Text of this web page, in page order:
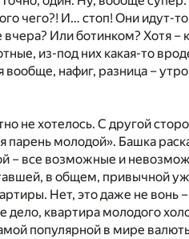
чего?! И… стоп! Они идут-
Или ботинком? Хотя –
из-под них какая-то
нафиг, разница –
не хотелось. С другой
молодой». Башка
– все возможные и
в общем, привычной
Нет, это даже не
квартира молодого
популярной в мире